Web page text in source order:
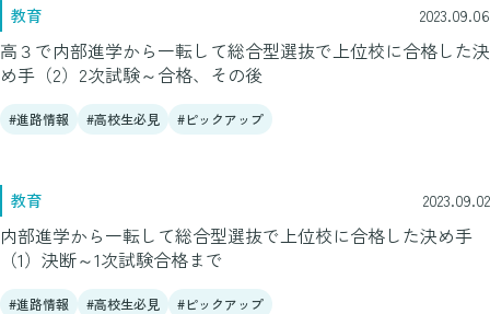
教育 2023.09.06
高３で内部進学から一転して総合型選抜で上位校に合格した決
め手（2）2次試験～合格、その後
進路情報 高校生必見 ピックアップ
教育 2023.09.02
内部進学から一転して総合型選抜で上位校に合格した決め手
（1）決断～1次試験合格まで
進路情報 高校生必見 ピックアップ